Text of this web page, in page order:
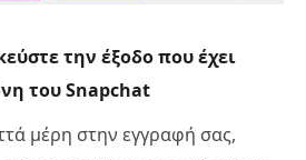
την έξοδο που έχει
του Snapchat
μέρη στην εγγραφή σας,